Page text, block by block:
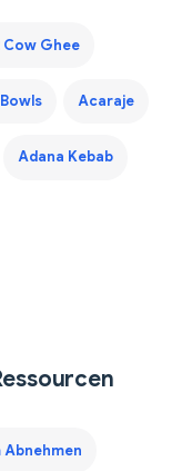
Cow Ghee
Acaraje
Adana Kebab
Abnehmen